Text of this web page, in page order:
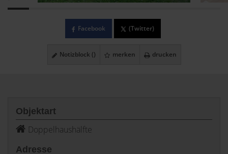
Facebook (Twitter)
Notizblock () merken drucken
Objektart
Doppelhaushälfte
Adresse